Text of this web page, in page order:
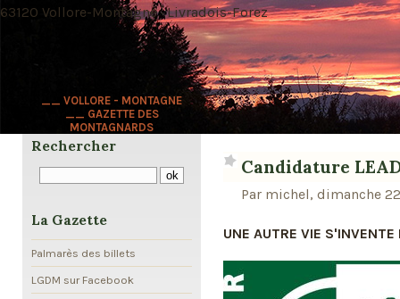
__ VOLLORE - MONTAGNE
__ GAZETTE DES
MONTAGNARDS
63120 Vollore-Montagne · Livradois-Forez
Candidature
Par michel, dimanche
UNE AUTRE VIE S'INVENTE
Rechercher
La Gazette
Palmarès des billets
LGDM sur Facebook